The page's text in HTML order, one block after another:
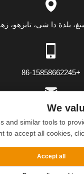
+86-15858662245
[email protected]
وينلينغ وي يينغ
محفوظةسياسة
We
and similar tools to
to accept all cookies,
Accept all